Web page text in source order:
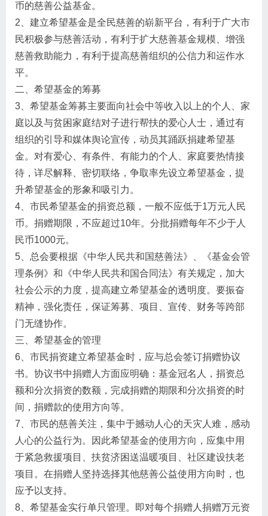
币的慈善公益基金。
2、建立希望基金是全民慈善的崭新平台，有利于广大市
民积极参与慈善活动，有利于扩大慈善基金规模、增强
慈善救助能力，有利于提高慈善组织的公信力和运作水
平。
二、希望基金的筹募
3、希望基金筹募主要面向社会中等收入以上的个人、家
庭以及与贫困家庭结对子进行帮扶的爱心人士，通过有
组织的引导和媒体舆论宣传，动员其踊跃捐建希望基
金。对有爱心、有条件、有能力的个人、家庭要热情接
待，详尽解释、密切联络，争取率先设立希望基金，提
升希望基金的形象和吸引力。
4、市民希望基金的捐资总额，一般不应低于1万元人民
币。捐赠期限，不应超过10年。分批捐赠每年不少于人
民币1000元。
5、总会要根据《中华人民共和国慈善法》、《基金会管
理条例》和《中华人民共和国合同法》有关规定，加大
社会公示的力度，提高建立希望基金的透明度。要振奋
精神，强化责任，保证筹募、项目、宣传、财务等跨部
门无缝协作。
三、希望基金的管理
6、市民捐资建立希望基金时，应与总会签订捐赠协议
书。协议书中捐赠人方面应明确：基金冠名人，捐资总
额和分次捐资的数额，完成捐赠的期限和分次捐资的时
间，捐赠款的使用方向等。
7、市民的慈善关注，集中于撼动人心的天灾人难，感动
人心的公益行为。因此希望基金的使用方向，应集中用
于紧急救援项目、扶贫济困送温暖项目、社区建设扶老
项目。在捐赠人坚持选择其他慈善公益使用方向时，也
应予以支持。
8、希望基金实行单只管理。即对每个捐赠人捐赠万元资